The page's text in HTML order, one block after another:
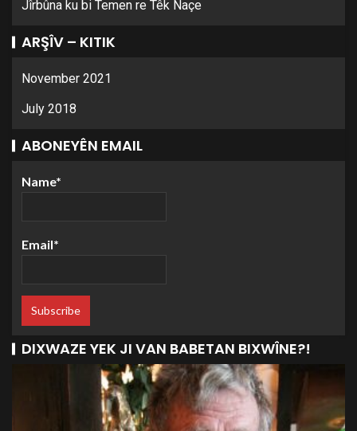
Jîrbûna ku bi Temen re Têk Naçe
ARŞÎV – KITIK
November 2021
July 2018
ABONEYÊN EMAIL
Name*
Email*
DIXWAZE YEK JI VAN BABETAN BIXWÎNE?!